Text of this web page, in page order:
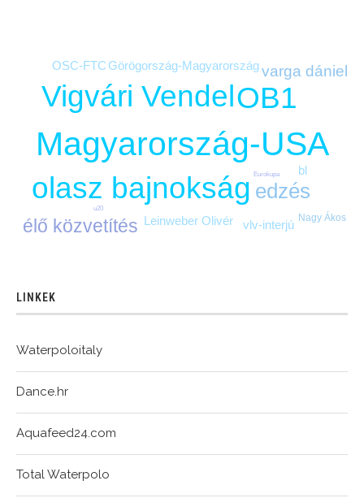
Magyarország-USA
OB1
olasz bajnokság
Vigvári Vendel
edzés
élő közvetítés
varga dániel
bl
Görögország-Magyarország
Leinweber Olivér
OSC-FTC
vlv-interjú
Nagy Ákos
Eurokupa
u20
LINKEK
Waterpoloitaly
Dance.hr
Aquafeed24.com
Total Waterpolo